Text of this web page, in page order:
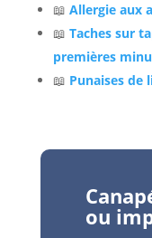
📖 Allergie aux
📖 Taches sur
premières
📖 Punaises de
ou